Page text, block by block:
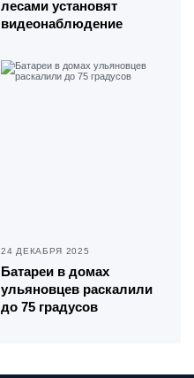
лесами установят
видеонаблюдение
24 ДЕКАБРЯ 2025
Батареи в домах
ульяновцев раскалили
до 75 градусов